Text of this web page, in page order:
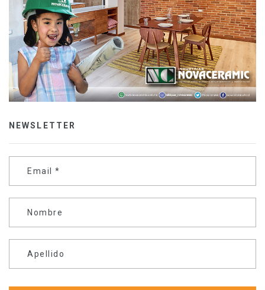
NEWSLETTER
Email *
Nombre
Apellido